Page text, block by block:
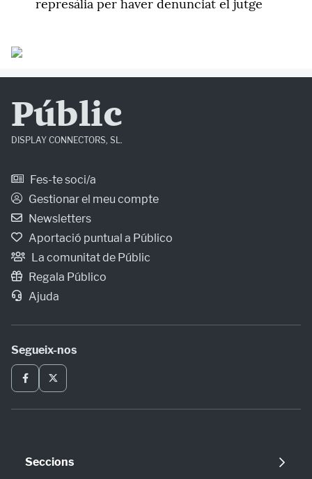
represàlia per haver denunciat el jutge
Públic
DISPLAY CONNECTORS, SL.
Fes-te soci/a
Gestionar el meu compte
Newsletters
Aportació puntual a Público
La comunitat de Públic
Regala Público
Ajuda
Segueix-nos
Seccions